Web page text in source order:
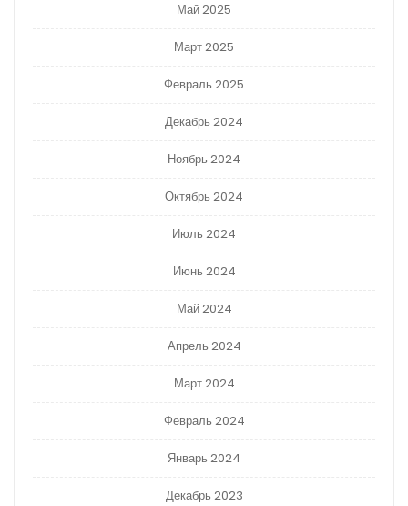
Май 2025
Март 2025
Февраль 2025
Декабрь 2024
Ноябрь 2024
Октябрь 2024
Июль 2024
Июнь 2024
Май 2024
Апрель 2024
Март 2024
Февраль 2024
Январь 2024
Декабрь 2023